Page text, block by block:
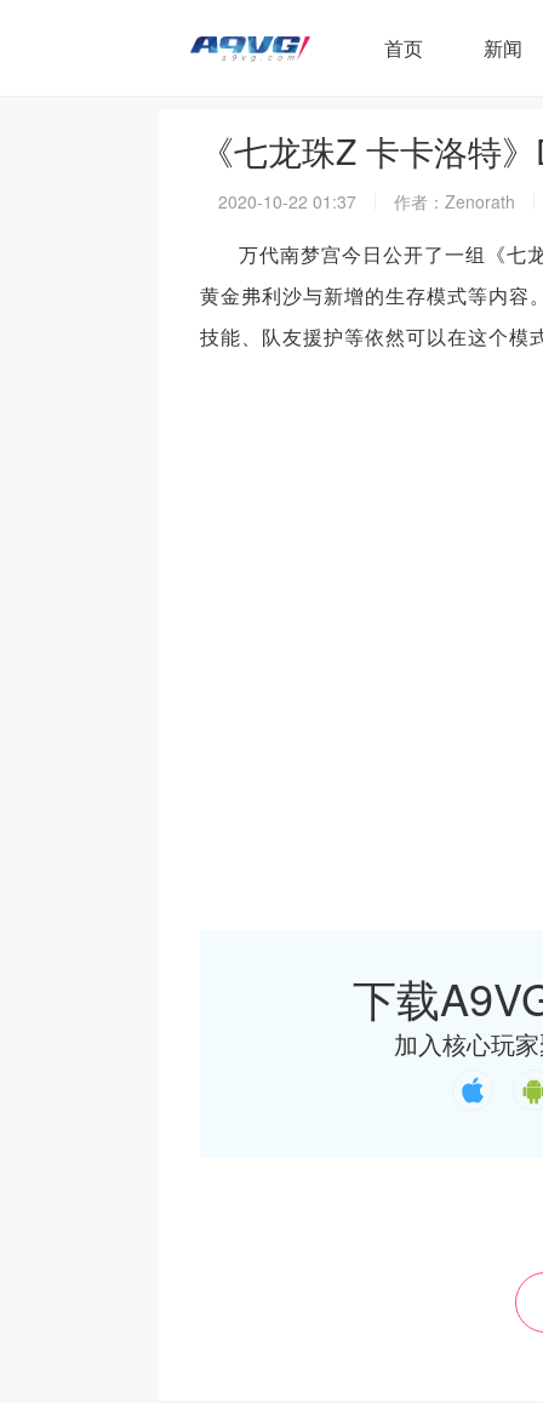
首页 新闻
《七龙珠Z 卡卡洛特
2020-10-22 01:37 作者：Zenorath
万代南梦宫今日公开了一组《七
黄金弗利沙与新增的生存模式等内容
技能、队友援护等依然可以在这个模
下载
加入核心玩